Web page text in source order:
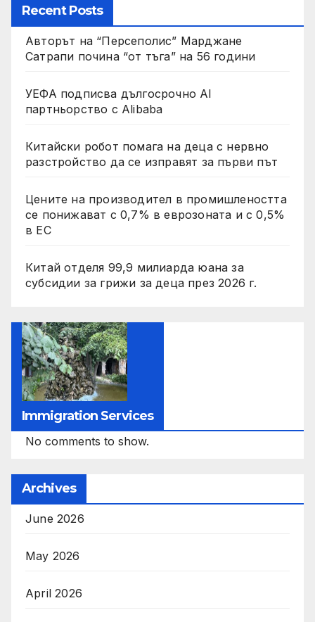
Recent Posts
Авторът на “Персеполис” Марджане
Сатрапи почина “от тъга” на 56 години
УЕФА подписва дългосрочно AI
партньорство с Alibaba
Китайски робот помага на деца с нервно
разстройство да се изправят за първи път
Цените на производител в промишлеността
се понижават с 0,7% в еврозоната и с 0,5%
в ЕС
Китай отделя 99,9 милиарда юана за
субсидии за грижи за деца през 2026 г.
Immigration Services
No comments to show.
Archives
June 2026
May 2026
April 2026